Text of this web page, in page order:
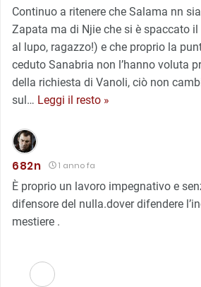
Continuo a ritenere che Salama nn
Zapata ma di Njie che si è spaccato
al lupo, ragazzo!) e che proprio la
ceduto Sanabria non l’hanno voluta
della richiesta di Vanoli, ciò non
sul… Leggi il resto »
682n 1 anno fa
È proprio un lavoro impegnativo e
difensore del nulla.dover difendere
mestiere .